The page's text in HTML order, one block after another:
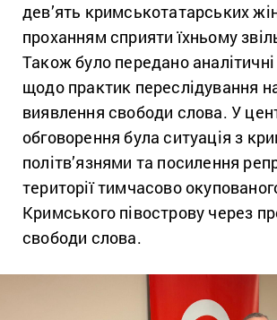
дев’ять кримськотатарських
проханням сприяти їхньому
Також було передано
щодо практик переслідування
виявлення свободи слова. У
обговорення була ситуація з
політв’язнями та посилення
території тимчасово
Кримського півострову через
свободи слова.